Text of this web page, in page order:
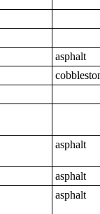
asphalt
asphalt
asphalt
asphalt